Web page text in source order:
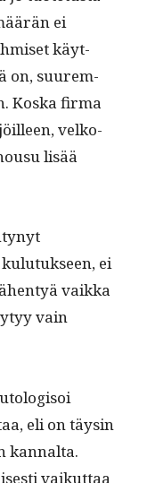
ei
käyt­
on, suurem­
Kos­ka fir­ma
velko­
lisää
ei
vaik­ka
vain
eli on täysin
kannal­ta.
vaikut­taa